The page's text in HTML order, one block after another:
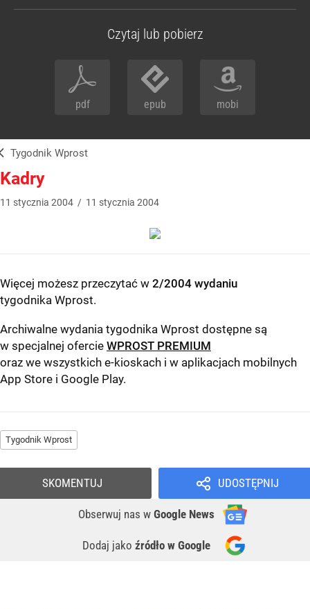
Czytaj lub pobierz
pdf epub mobi
Tygodnik Wprost
Kadry
11 stycznia 2004 / 11 stycznia 2004
Więcej możesz przeczytać w 2/2004 wydaniu
tygodnika Wprost.
Archiwalne wydania tygodnika Wprost dostępne są
w specjalnej ofercie WPROST PREMIUM
oraz we wszystkich e-kioskach i w aplikacjach mobilnych
App Store i Google Play.
Tygodnik Wprost
UDOSTĘPNIJ
Obserwuj nas w Google News
Dodaj jako źródło w Google
SKOMENTUJ